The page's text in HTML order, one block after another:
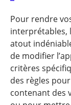
Pour rendre
interprétables,
atout
de modifier
critères
des règles
contenant des